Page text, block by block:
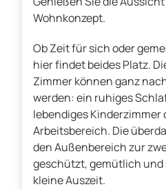
Wohnkonzept.
Ob Zeit für sich oder
hier findet beides Platz.
Zimmer können ganz
werden: ein ruhiges
lebendiges Kinderzimmer
Arbeitsbereich. Die
den Außenbereich zur
geschützt, gemütlich
kleine Auszeit.